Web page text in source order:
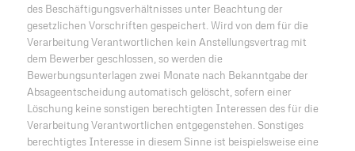
des Beschäftigungsverhältnisses unter Beachtung der
gesetzlichen Vorschriften gespeichert. Wird von dem für die
Verarbeitung Verantwortlichen kein Anstellungsvertrag mit
dem Bewerber geschlossen, so werden die
Bewerbungsunterlagen zwei Monate nach Bekanntgabe der
Absageentscheidung automatisch gelöscht, sofern einer
Löschung keine sonstigen berechtigten Interessen des für die
Verarbeitung Verantwortlichen entgegenstehen. Sonstiges
berechtigtes Interesse in diesem Sinne ist beispielsweise eine